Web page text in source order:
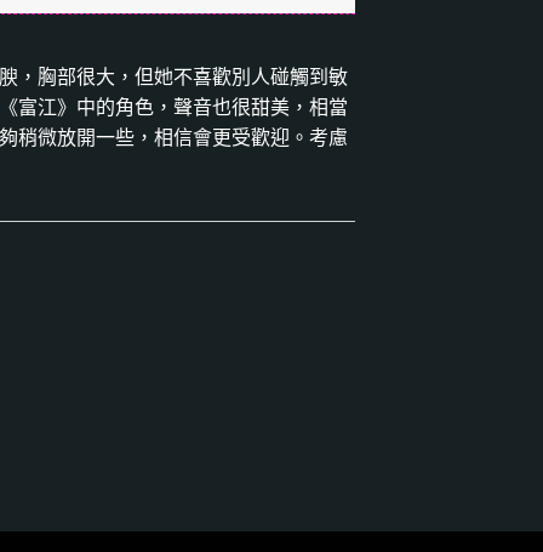
，胸部很大，但她不喜歡別人碰觸到敏
富江》中的角色，聲音也很甜美，相當
稍微放開一些，相信會更受歡迎。考慮